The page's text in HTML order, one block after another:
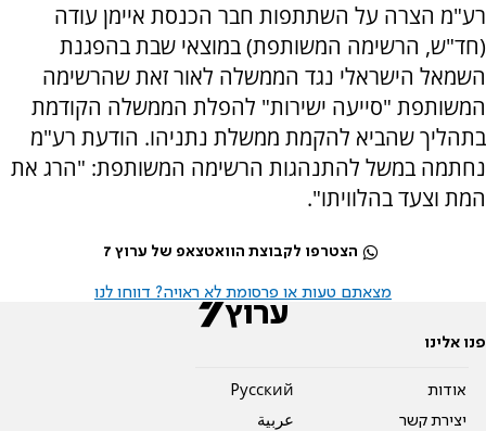
רע"מ הצרה על השתתפות חבר הכנסת איימן עודה
(חד"ש, הרשימה המשותפת) במוצאי שבת בהפגנת
השמאל הישראלי נגד הממשלה לאור זאת שהרשימה
המשותפת "סייעה ישירות" להפלת הממשלה הקודמת
בתהליך שהביא להקמת ממשלת נתניהו. הודעת רע"מ
נחתמה במשל להתנהגות הרשימה המשותפת: "הרג את
המת וצעד בהלוויתו".
הצטרפו לקבוצת הוואטצאפ של ערוץ 7
מצאתם טעות או פרסומת לא ראויה? דווחו לנו
פנו אלינו
אודות
יצירת קשר
Pусский
عربية